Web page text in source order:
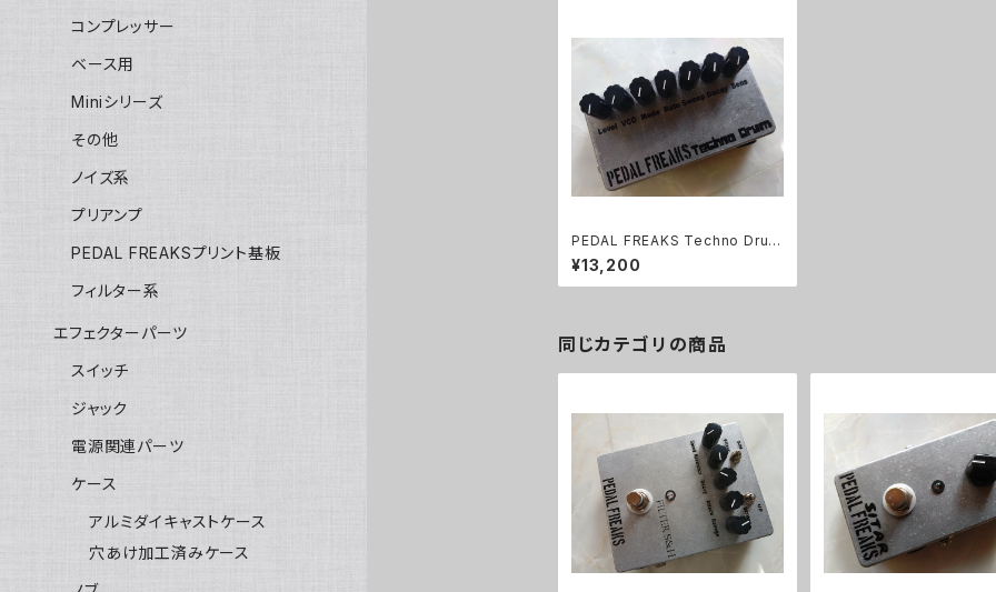
PEDAL FREAKS Techno Drum
完成品
¥13,200
同じカテゴリの商品
コンプレッサー
ベース用
Miniシリーズ
その他
ノイズ系
プリアンプ
PEDAL FREAKSプリント基板
フィルター系
エフェクターパーツ
スイッチ
ジャック
電源関連パーツ
ケース
アルミダイキャストケース
穴あけ加工済みケース